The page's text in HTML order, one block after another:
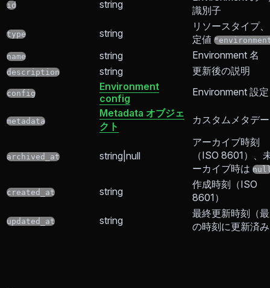
id string
識別子
type string
リソースタイプ
定値
name
string Environment 名
description string 更新後の説明
config
Environment
config
Environment 設定
metadata
Metadata オブジェ
クト
カスタムメタデ
archived_at string|null
アーカイブ時刻
（ISO 8601）、
ーカイブ時は
created_at string
作成時刻（ISO
8601）
updated_at string
最終更新時刻（
の時刻に更新済